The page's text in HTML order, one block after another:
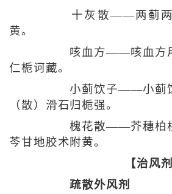
十灰散——两蓟两
黄。
咳血方——咳血方用
仁栀诃藏。
小蓟饮子——小蓟饮
（散）滑石归栀强。
槐花散——芥穗柏
芩甘地胶术附黄。
【治风剂
疏散外风剂